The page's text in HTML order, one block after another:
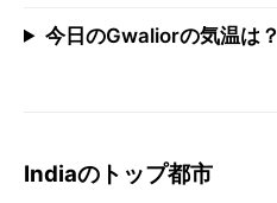
今日のGwaliorの気温は？
Indiaのトップ都市